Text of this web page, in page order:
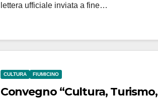
lettera ufficiale inviata a fine…
CULTURA FIUMICINO
Convegno “Cultura, Turismo,